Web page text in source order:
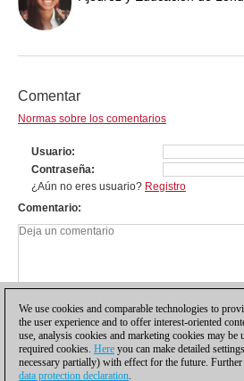
Comentar
Normas sobre los comentarios
Usuario
Contraseña
¿Aún no eres usuario? Registro
Comentario
We use cookies and comparable technologies to
the user experience and to offer interest-oriented
use, analysis cookies and marketing cookies may
required cookies. Here you can make detailed
necessary partially) with effect for the future.
data protection declaration.